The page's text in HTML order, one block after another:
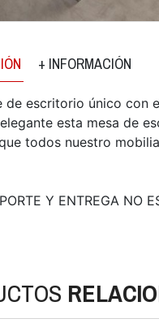
+ INFORMACIÓN
de escritorio único con
esta mesa de
todos nuestro
Y ENTREGA NO